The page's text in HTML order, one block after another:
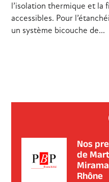
l’isolation thermique et la
accessibles. Pour
un système bicouche de...
Nos
de
Rhône